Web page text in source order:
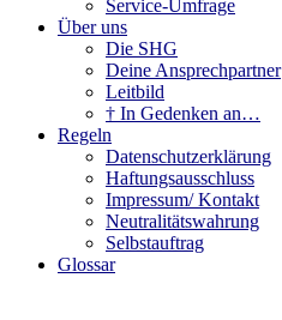
Service-Umfrage
Über uns
Die SHG
Deine Ansprechpartner
Leitbild
† In Gedenken an…
Regeln
Datenschutzerklärung
Haftungsausschluss
Impressum/ Kontakt
Neutralitätswahrung
Selbstauftrag
Glossar